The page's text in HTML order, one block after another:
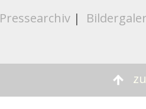
Pressearchiv |